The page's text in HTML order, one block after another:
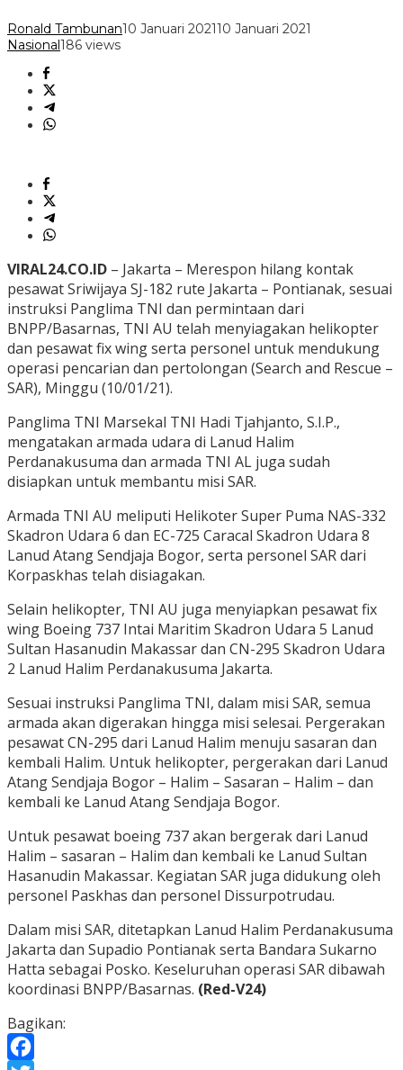
Ronald Tambunan10 Januari 202110 Januari 2021
Nasional186 views
VIRAL24.CO.ID – Jakarta – Merespon hilang kontak
pesawat Sriwijaya SJ-182 rute Jakarta – Pontianak, sesuai
instruksi Panglima TNI dan permintaan dari
BNPP/Basarnas, TNI AU telah menyiagakan helikopter
dan pesawat fix wing serta personel untuk mendukung
operasi pencarian dan pertolongan (Search and Rescue –
SAR), Minggu (10/01/21).
Panglima TNI Marsekal TNI Hadi Tjahjanto, S.I.P.,
mengatakan armada udara di Lanud Halim
Perdanakusuma dan armada TNI AL juga sudah
disiapkan untuk membantu misi SAR.
Armada TNI AU meliputi Helikoter Super Puma NAS-332
Skadron Udara 6 dan EC-725 Caracal Skadron Udara 8
Lanud Atang Sendjaja Bogor, serta personel SAR dari
Korpaskhas telah disiagakan.
Selain helikopter, TNI AU juga menyiapkan pesawat fix
wing Boeing 737 Intai Maritim Skadron Udara 5 Lanud
Sultan Hasanudin Makassar dan CN-295 Skadron Udara
2 Lanud Halim Perdanakusuma Jakarta.
Sesuai instruksi Panglima TNI, dalam misi SAR, semua
armada akan digerakan hingga misi selesai. Pergerakan
pesawat CN-295 dari Lanud Halim menuju sasaran dan
kembali Halim. Untuk helikopter, pergerakan dari Lanud
Atang Sendjaja Bogor – Halim – Sasaran – Halim – dan
kembali ke Lanud Atang Sendjaja Bogor.
Untuk pesawat boeing 737 akan bergerak dari Lanud
Halim – sasaran – Halim dan kembali ke Lanud Sultan
Hasanudin Makassar. Kegiatan SAR juga didukung oleh
personel Paskhas dan personel Dissurpotrudau.
Dalam misi SAR, ditetapkan Lanud Halim Perdanakusuma
Jakarta dan Supadio Pontianak serta Bandara Sukarno
Hatta sebagai Posko. Keseluruhan operasi SAR dibawah
koordinasi BNPP/Basarnas. (Red-V24)
Bagikan: